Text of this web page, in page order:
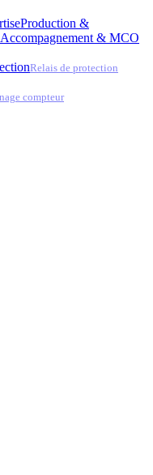
Production &
Accompagnement & MCO
Relais de protection
compteur